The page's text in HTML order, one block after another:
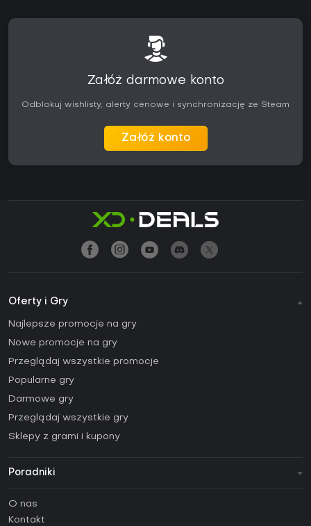
Załóż darmowe konto
Odblokuj wishlisty, alerty cenowe i synchronizację ze Steam
Załóż konto
Oferty i Gry
Najlepsze promocje na gry
Nowe promocje na gry
Przeglądaj wszystkie promocje
Popularne gry
Darmowe gry
Przeglądaj wszystkie gry
Sklepy z grami i kupony
Poradniki
Poradniki
O nas
Kontakt